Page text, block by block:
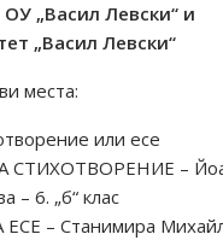
„Васил Левски“ и
„Васил Левски“
места:
или есе
СТИХОТВОРЕНИЕ –
– 6. „б“ клас
– Станимира